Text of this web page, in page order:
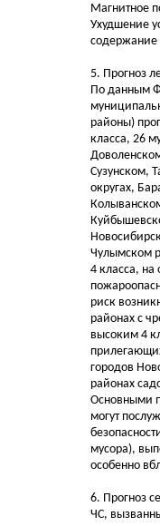
Магнитное
Ухудшение
содержание
5. Прогноз
По данным
районы)
класса, 26
Сузунском,
округах,
Чулымском
4 класса, на
риск
районах с
высоким 4
городов
районах
Основными
могут
мусора),
особенно
6. Прогноз
ЧС,